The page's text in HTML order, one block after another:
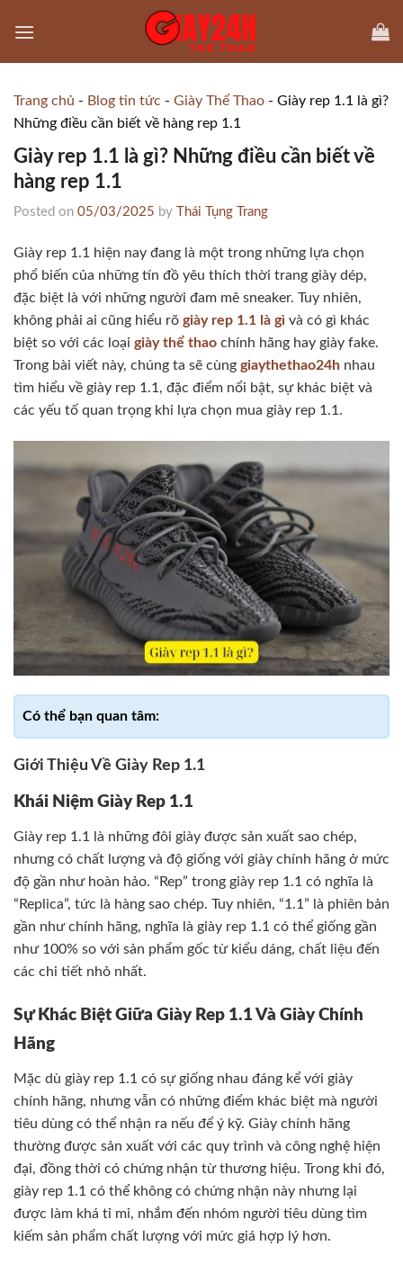
Trang chủ - Blog tin tức - Giày Thể Thao - Giày rep 1.1 là gì​?
Những điều cần biết về hàng rep 1.1
Giày rep 1.1 là gì​? Những điều cần biết về
hàng rep 1.1
Posted on 05/03/2025 by Thái Tụng Trang
Giày rep 1.1 hiện nay đang là một trong những lựa chọn
phổ biến của những tín đồ yêu thích thời trang giày dép,
đặc biệt là với những người đam mê sneaker. Tuy nhiên,
không phải ai cũng hiểu rõ giày rep 1.1 là gì và có gì khác
biệt so với các loại giày thể thao chính hãng hay giày fake.
Trong bài viết này, chúng ta sẽ cùng giaythethao24h nhau
tìm hiểu về giày rep 1.1, đặc điểm nổi bật, sự khác biệt và
các yếu tố quan trọng khi lựa chọn mua giày rep 1.1.
Giới Thiệu Về Giày Rep 1.1
Khái Niệm Giày Rep 1.1
Giày rep 1.1 là những đôi giày được sản xuất sao chép,
nhưng có chất lượng và độ giống với giày chính hãng ở mức
độ gần như hoàn hảo. “Rep” trong giày rep 1.1 có nghĩa là
“Replica”, tức là hàng sao chép. Tuy nhiên, “1.1” là phiên bản
gần như chính hãng, nghĩa là giày rep 1.1 có thể giống gần
như 100% so với sản phẩm gốc từ kiểu dáng, chất liệu đến
các chi tiết nhỏ nhất.
Sự Khác Biệt Giữa Giày Rep 1.1 Và Giày Chính
Hãng
Mặc dù giày rep 1.1 có sự giống nhau đáng kể với giày
chính hãng, nhưng vẫn có những điểm khác biệt mà người
tiêu dùng có thể nhận ra nếu để ý kỹ. Giày chính hãng
thường được sản xuất với các quy trình và công nghệ hiện
đại, đồng thời có chứng nhận từ thương hiệu. Trong khi đó,
giày rep 1.1 có thể không có chứng nhận này nhưng lại
được làm khá tỉ mỉ, nhắm đến nhóm người tiêu dùng tìm
kiếm sản phẩm chất lượng với mức giá hợp lý hơn.